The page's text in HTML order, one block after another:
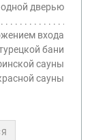
дверью
входа
бани
сауны
сауны